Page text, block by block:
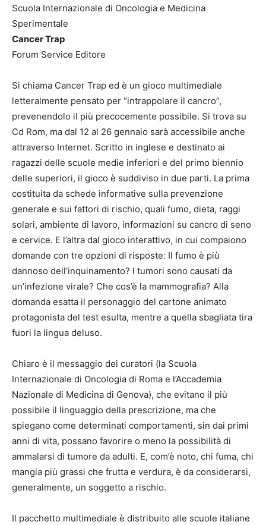
Scuola Internazionale di Oncologia e Medicina
Sperimentale
Cancer Trap
Forum Service Editore
Si chiama Cancer Trap ed è un gioco multimediale
letteralmente pensato per “intrappolare il cancro”,
prevenendolo il più precocemente possibile. Si trova su
Cd Rom, ma dal 12 al 26 gennaio sarà accessibile anche
attraverso Internet. Scritto in inglese e destinato ai
ragazzi delle scuole medie inferiori e del primo biennio
delle superiori, il gioco è suddiviso in due parti. La prima
costituita da schede informative sulla prevenzione
generale e sui fattori di rischio, quali fumo, dieta, raggi
solari, ambiente di lavoro, informazioni su cancro di seno
e cervice. E l’altra dal gioco interattivo, in cui compaiono
domande con tre opzioni di risposte: Il fumo è più
dannoso dell’inquinamento? I tumori sono causati da
un’infezione virale? Che cos’è la mammografia? Alla
domanda esatta il personaggio del cartone animato
protagonista del test esulta, mentre a quella sbagliata tira
fuori la lingua deluso.
Chiaro è il messaggio dei curatori (la Scuola
Internazionale di Oncologia di Roma e l’Accademia
Nazionale di Medicina di Genova), che evitano il più
possibile il linguaggio della prescrizione, ma che
spiegano come determinati comportamenti, sin dai primi
anni di vita, possano favorire o meno la possibilità di
ammalarsi di tumore da adulti. E, com’è noto, chi fuma, chi
mangia più grassi che frutta e verdura, è da considerarsi,
generalmente, un soggetto a rischio.
Il pacchetto multimediale è distribuito alle scuole italiane